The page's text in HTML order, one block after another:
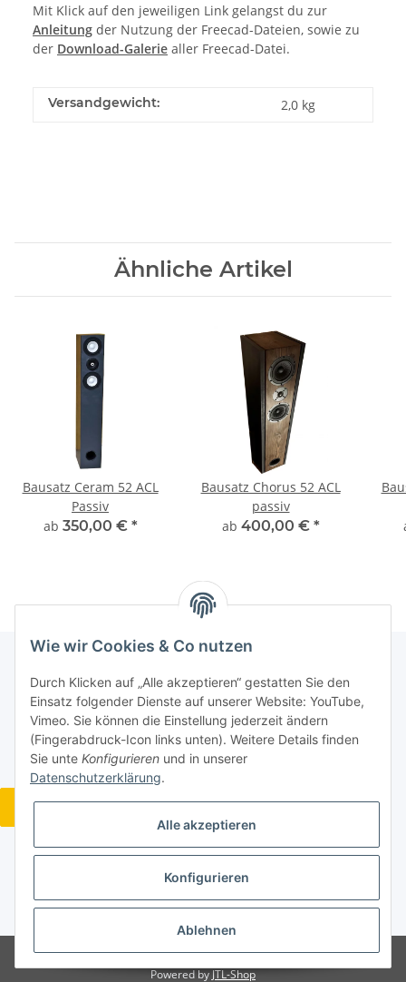
Mit Klick auf den jeweiligen Link gelangst du zur
Anleitung der Nutzung der Freecad-Dateien, sowie zu
der Download-Galerie aller Freecad-Datei.
Versandgewicht: 2,0 kg
Ähnliche Artikel
Bausatz Ceram 52 ACL
Passiv
ab 350,00 € *
Bausatz Chorus 52 ACL
passiv
ab 400,00 € *
Informationen
Gesetzliche Informationen
Widerrufsbutton
* Alle Preise inkl. gesetzlicher USt., zzgl.Versand
© Acoustic Design Wohlgemuth
Powered byJTL-Shop
Wie wir Cookies & Co nutzen
Durch Klicken auf „Alle akzeptieren“ gestatten Sie den
Einsatz folgender Dienste auf unserer Website: YouTube,
Vimeo. Sie können die Einstellung jederzeit ändern
(Fingerabdruck-Icon links unten). Weitere Details finden
Sie unte Konfigurieren und in unserer
Datenschutzerklärung.
Alle akzeptieren
Konfigurieren
Ablehnen